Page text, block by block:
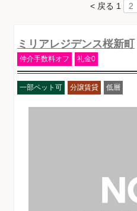
< 戻る 1 2
ミリアレジデンス桜新町
仲介手数料オフ 礼金0
一部ペット可 分譲賃貸 低層